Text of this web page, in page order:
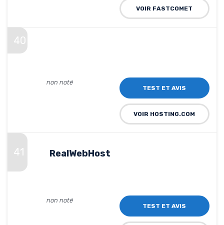
VOIR FASTCOMET
40
non noté
TEST ET AVIS
VOIR HOSTING.COM
41 RealWebHost
non noté
TEST ET AVIS